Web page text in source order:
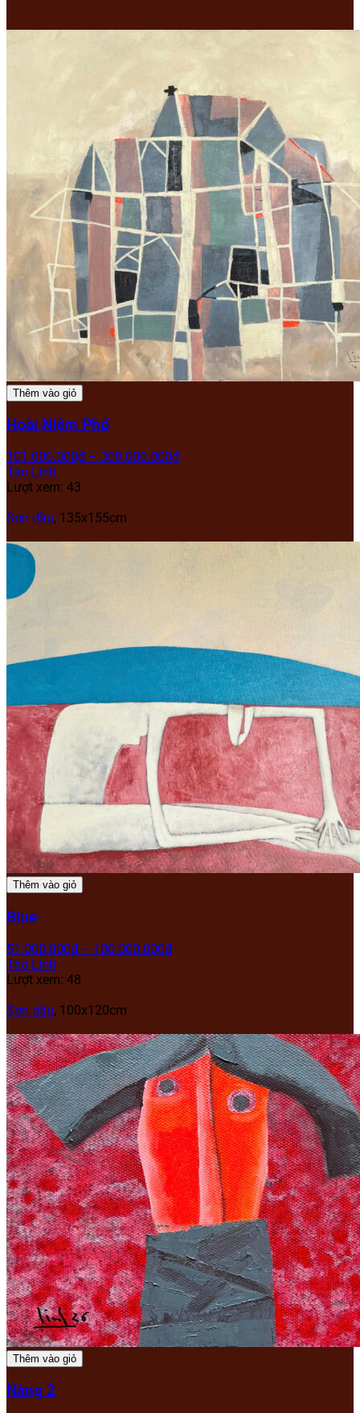
Thêm vào giỏ
Hoài Niệm Phố
101.000.000₫ – 300.000.000₫
Tào Linh
Lượt xem: 43
Sơn dầu, 135x155cm
Thêm vào giỏ
Blue
51.000.000₫ – 100.000.000₫
Tào Linh
Lượt xem: 48
Sơn dầu, 100x120cm
Thêm vào giỏ
Nàng 2